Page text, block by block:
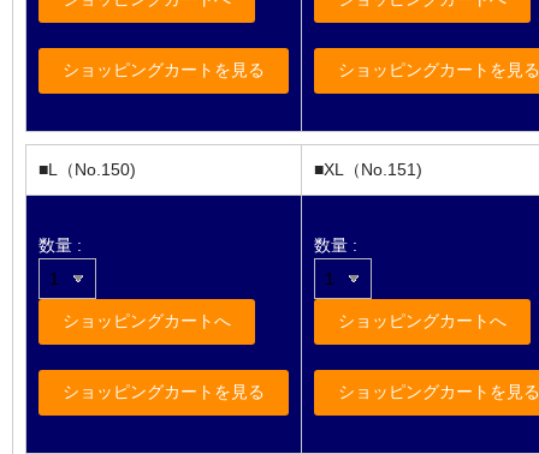
■L（No.150) ■XL（No.151)
数量 : 数量 :